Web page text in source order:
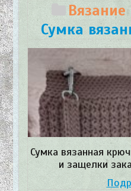
Сумка
Сумка вязанная
и защелки